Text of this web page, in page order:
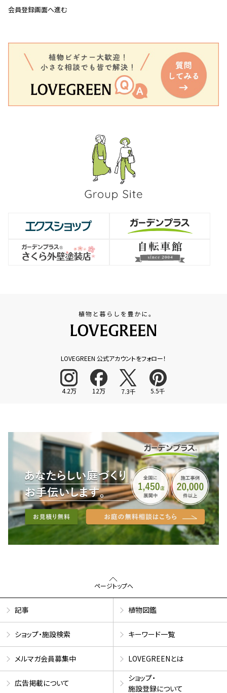
会員登録画面へ進む
LOVEGREEN 公式アカウントをフォロー！
4.2万 12万 7.3千 5.5千
ページトップへ
記事 植物図鑑
ショップ・施設検索 キーワード一覧
メルマガ会員募集中 LOVEGREENとは
広告掲載について
ショップ・
施設登録について